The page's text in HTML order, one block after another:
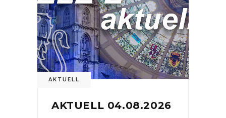
AKTUELL
AKTUELL 04.08.2026